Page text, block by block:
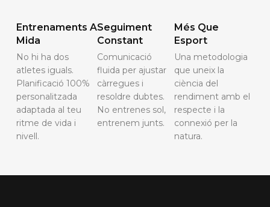
Entrenaments A
Mida
No hi ha dos
atletes iguals.
Planificació 100%
personalitzada
adaptada al teu
ritme de vida i
nivell.
Seguiment
Constant
Comunicació
fluida per ajustar
càrregues i
resoldre dubtes.
No entrenes sol,
entrenem junts.
Més Que
Esport
Una metodologia
que uneix la
ciència del
rendiment amb el
respecte i la
connexió per la
natura.